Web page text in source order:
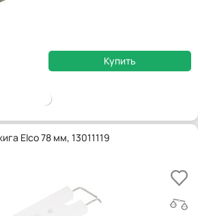
Купить
Elco 78 мм, 13011119